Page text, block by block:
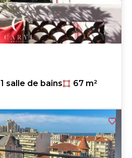
1 salle de bains
67 m²